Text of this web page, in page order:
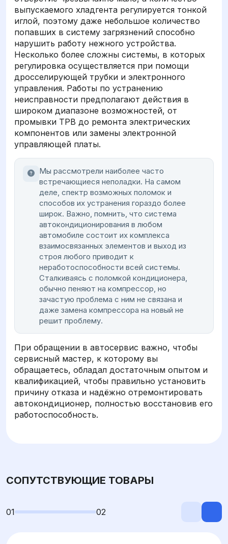
выпускаемого хладгента регулируется тонкой
иглой, поэтому даже небольшое количество
попавших в систему загрязнений способно
нарушить работу нежного устройства.
Несколько более сложны системы, в которых
регулировка осуществляется при помощи
дросселирующей трубки и электронного
управления. Работы по устранению
неисправности предполагают действия в
широком диапазоне возможностей, от
промывки ТРВ до ремонта электрических
компонентов или замены электронной
управляющей платы.
Мы рассмотрели наиболее часто
встречающиеся неполадки. На самом
деле, спектр возможных поломок и
способов их устранения гораздо более
широк. Важно, помнить, что система
автокондиционирования в любом
автомобиле состоит их комплекса
взаимосвязанных элементов и выход из
строя любого приводит к
неработоспособности всей системы.
Сталкиваясь с поломкой кондиционера,
обычно пеняют на компрессор, но
зачастую проблема с ним не связана и
даже замена компрессора на новый не
решит проблему.
При обращении в автосервис важно, чтобы
сервисный мастер, к которому вы
обращаетесь, обладал достаточным опытом и
квалификацией, чтобы правильно установить
причину отказа и надёжно отремонтировать
автокондиционер, полностью восстановив его
работоспособность.
СОПУТСТВУЮЩИЕ ТОВАРЫ
01 02